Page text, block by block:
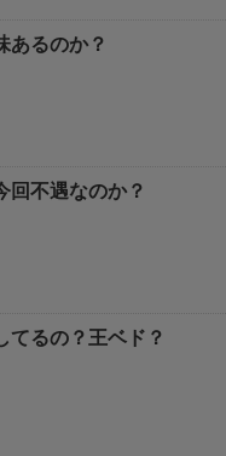
あるのか？
回不遇なのか？
てるの？王ベド？